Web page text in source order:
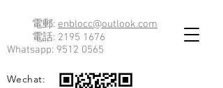
電郵: enblocc@outlook.com
電話: 2195 1676
Whatsapp: 9512 0565
Wechat: